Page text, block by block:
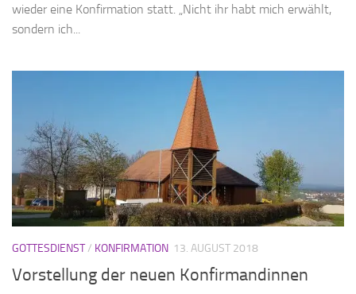
wieder eine Konfirmation statt. „Nicht ihr habt mich erwählt,
sondern ich...
GOTTESDIENST/ KONFIRMATION 13. AUGUST 2018
Vorstellung der neuen Konfirmandinnen